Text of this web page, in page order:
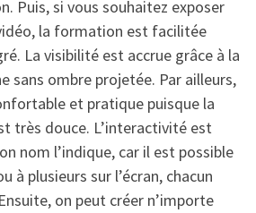
Puis, si vous souhaitez exposer
la formation est facilitée
La visibilité est accrue grâce à la
sans ombre projetée. Par ailleurs,
et pratique puisque la
très douce. L’interactivité est
nom l’indique, car il est possible
à plusieurs sur l’écran, chacun
on peut créer n’importe